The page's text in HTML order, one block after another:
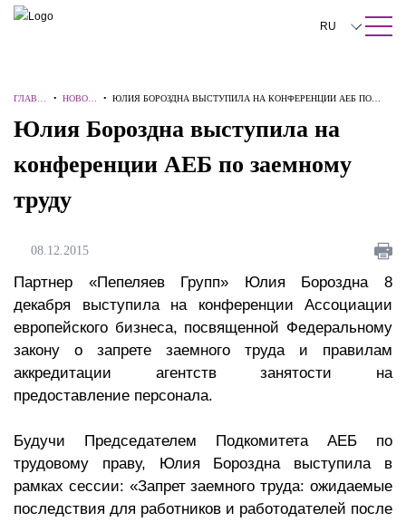
ПОИСК ПО САЙТУ Закрыть
RU
中文
Deutsch
Español
Français
日本語
Português
ГЛАВН
•НОВОС
•ЮЛИЯ БОРОЗДНА ВЫСТУПИЛА НА КОНФЕРЕНЦИИ АЕБ ПО
Юлия Бороздна выступила на
конференции АЕБ по заемному
труду
08.12.2015
Партнер «Пепеляев Групп» Юлия Бороздна 8
декабря выступила на конференции Ассоциации
европейского бизнеса, посвященной Федеральному
закону о запрете заемного труда и правилам
аккредитации агентств занятости на
предоставление персонала.
Будучи Председателем Подкомитета АЕБ по
трудовому праву, Юлия Бороздна выступила в
рамках сессии: «Запрет заемного труда: ожидаемые
последствия для работников и работодателей после